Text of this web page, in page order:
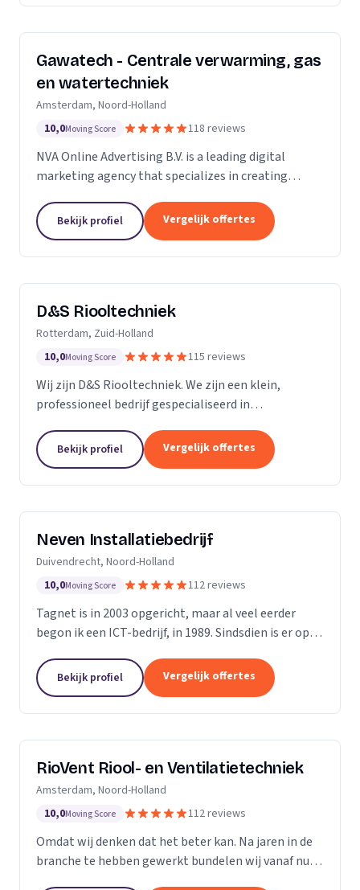
Gawatech - Centrale verwarming, gas
en watertechniek
Amsterdam, Noord-Holland
10,0Moving Score 118 reviews
NVA Online Advertising B.V. is a leading digital
marketing agency that specializes in creating
team of seasoned professionals who are
passionate...
Bekijk profiel Vergelijk offertes
D&S Riooltechniek
Rotterdam, Zuid-Holland
10,0Moving Score 115 reviews
Wij zijn D&S Riooltechniek. We zijn een klein,
professioneel bedrijf gespecialiseerd in
klanten zo goed en zo snel mogelijk van dienst te
kunnen zijn....
Bekijk profiel Vergelijk offertes
Neven Installatiebedrijf
Duivendrecht, Noord-Holland
10,0Moving Score 112 reviews
Tagnet is in 2003 opgericht, maar al veel eerder
begon ik een ICT-bedrijf, in 1989. Sindsdien is er op
te vertellen. Wat niet gewijzigd is in al...
Bekijk profiel Vergelijk offertes
RioVent Riool- en Ventilatietechniek
Amsterdam, Noord-Holland
10,0Moving Score 112 reviews
Omdat wij denken dat het beter kan. Na jaren in de
branche te hebben gewerkt bundelen wij vanaf nu